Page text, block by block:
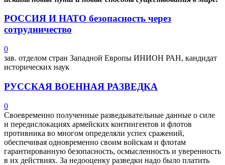
РОССИЯ И НАТО безопасность через
сотрудничество
0
зав. отделом стран Западной Европы ИНИОН РАН, кандидат
исторических наук
РУССКАЯ ВОЕННАЯ РАЗВЕДКА
0
Своевременно полученные разведывательные данные о силе
и передислокациях армейских контингентов и флотов
противника во многом определяли успех сражений,
обеспечивая одновременно своим войскам и флотам
гарантированную безопасность, осмысленность и уверенность
в их действиях. За недооценку разведки надо было платить